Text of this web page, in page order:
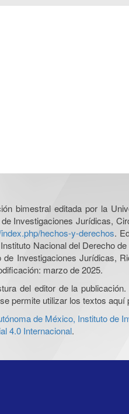
bimestral editada por la
Investigaciones Jurídicas,
hechos-y-derechos.
Nacional del Derecho
Investigaciones Jurídicas,
marzo de 2025.
del editor de la
permite utilizar los textos
de México, Instituto de
4.0 Internacional.